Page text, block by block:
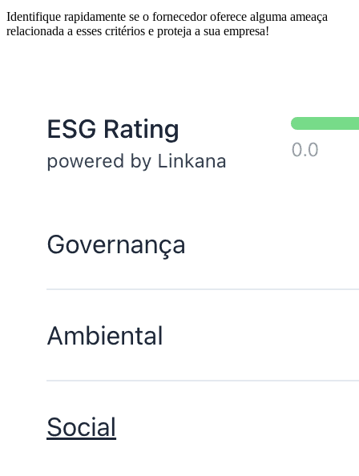
Identifique rapidamente se o fornecedor oferece alguma ameaça
relacionada a esses critérios e proteja a sua empresa!